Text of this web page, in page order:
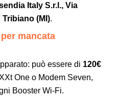
Italy S.r.l., Via
Tribiano (MI).
mancata
può essere di 120€
One o Modem Seven,
Booster Wi-Fi.